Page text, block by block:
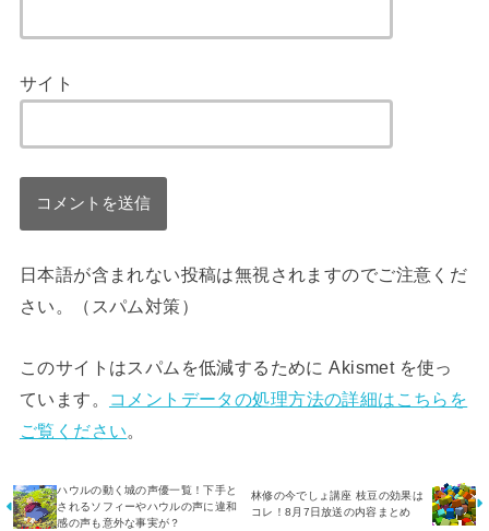
サイト
日本語が含まれない投稿は無視されますのでご注意くだ
さい。（スパム対策）
このサイトはスパムを低減するために Akismet を使っ
ています。
コメントデータの処理方法の詳細はこちらを
ご覧ください。
ハウルの動く城の声優一覧！下手と
されるソフィーやハウルの声に違和
感の声も意外な事実が？
林修の今でしょ講座 枝豆の効果は
コレ！8月7日放送の内容まとめ